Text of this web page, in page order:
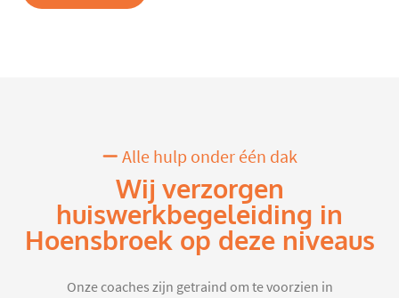
Alle hulp onder één dak
Wij verzorgen
huiswerkbegeleiding in
Hoensbroek op deze niveaus
Onze coaches zijn getraind om te voorzien in